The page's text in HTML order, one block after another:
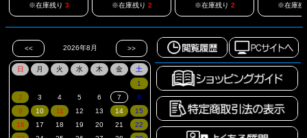
※在庫残り 3 ※在庫残り 2 ※在庫残り 2 ※在庫残